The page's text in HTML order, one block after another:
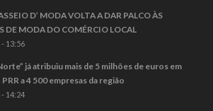
D’ MODA VOLTA A DAR PALCO ÀS
DE MODA DO COMÉRCIO LOCAL
13:56
já atribuiu mais de 5 milhões de euros em
a 4 500 empresas da região
14:24